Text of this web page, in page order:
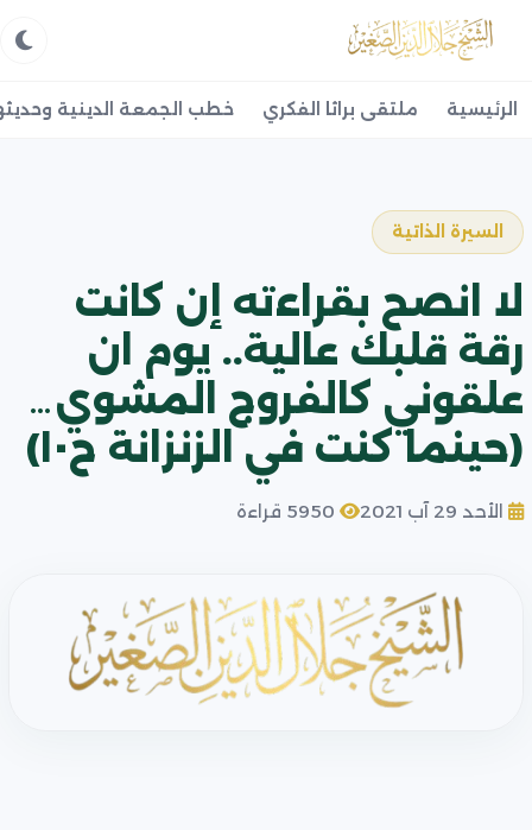
الرئيسية ملتقى براثا الفكري خطب الجمعة الدينية
السيرة الذاتية
لا انصح بقراءته إن كانت
رقة قلبك عالية.. يوم ان
علقوني كالفروج المشوي…
(حينما كنت في الزنزانة ح١٠)
الأحد 29 آب 2021